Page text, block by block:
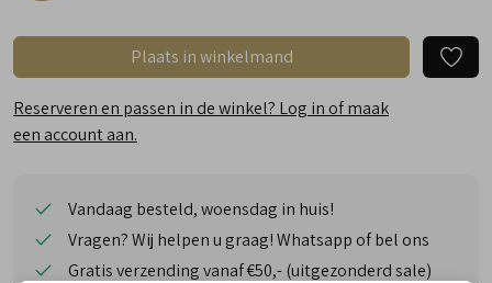
Plaats in winkelmand
Reserveren en passen in de winkel? Log in of maak
een account aan.
Vandaag besteld, woensdag in huis!
Vragen? Wij helpen u graag! Whatsapp of bel ons
Gratis verzending vanaf €50,- (uitgezonderd sale)